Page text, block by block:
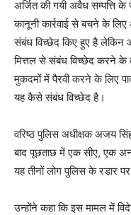
अर्जित की गयी अवैध सम्पत्ति
कानूनी कार्रवाई से बचने के लिए
संबंध विच्छेद किए हुए है लेकिन
मित्तल से संबंध विच्छेद करने के
मुकदमों में पैरवी करने के लिए
यह कैसे संबंध विच्छेद है।
वरिष्ठ पुलिस अधीक्षक अजय
बाद पूछताछ में एक सीए, एक
यह तीनों लोग पुलिस के रडार
उन्होंने कहा कि इस मामल में